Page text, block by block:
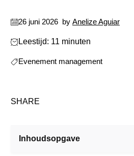
26 juni 2026 by Anelize Aguiar
Leestijd: 11 minuten
Evenement management
SHARE
Inhoudsopgave